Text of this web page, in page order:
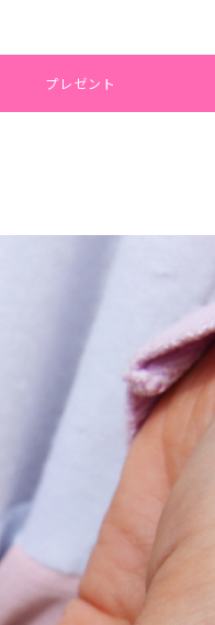
プレゼント